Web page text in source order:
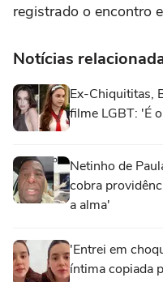
registrado o encontro
Notícias
Ex-Chiquititas,
filme LGBT: 'É
Netinho de
cobra
a alma'
'Entrei em
íntima copiada